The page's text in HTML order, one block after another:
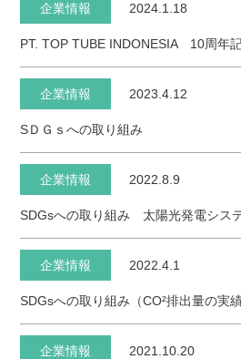
企業情報 2024.1.18
PT. TOP TUBE INDONESIA 10周年
企業情報 2023.4.12
SＤＧｓへの取り組み
企業情報 2022.8.9
SDGsへの取り組み 太陽光発電シス
企業情報 2022.4.1
SDGsへの取り組み（CO²排出量の実
企業情報 2021.10.20